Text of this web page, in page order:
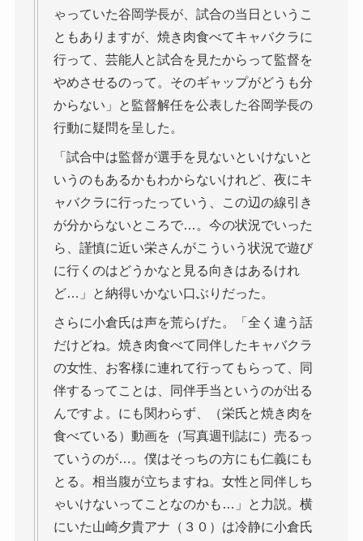
ゃっていた谷岡学長が、試合の当日というこ
ともありますが、焼き肉食べてキャバクラに
行って、芸能人と試合を見たからって監督を
やめさせるのって。そのギャップがどうも分
からない」と監督解任を公表した谷岡学長の
行動に疑問を呈した。
「試合中は監督が選手を見ないといけないと
いうのもあるかもわからないけれど、夜にキ
ャバクラに行ったっていう、この辺の線引き
が分からないところで…。今の状況でいった
ら、謹慎に近い栄さんがこういう状況で遊び
に行くのはどうかなと見る向きはあるけれ
ど…」と納得いかない口ぶりだった。
さらに小倉氏は声を荒らげた。「全く違う話
だけどね。焼き肉食べて同伴したキャバクラ
の女性、お客様に連れて行ってもらって、同
伴するってことは、同伴手当というのが出る
んですよ。にも関わらず、（栄氏と焼き肉を
食べている）動画を（写真週刊誌に）売るっ
ていうのが…。僕はそっちの方にも仁義にも
とる。相当腹が立ちますね。女性と同伴しち
ゃいけないってことなのかも…」と力説。横
にいた山崎夕貴アナ（３０）は冷静に小倉氏